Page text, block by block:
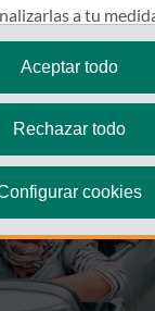
a tu
.
puedes modificar
momento en la
Aceptar todo
Rechazar todo
cookies